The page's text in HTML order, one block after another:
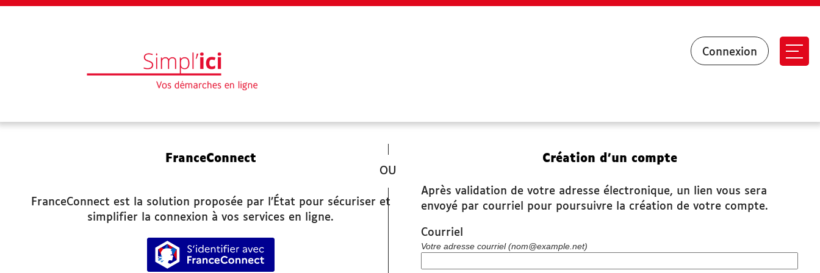
Connexion
EN 1 CLIC
Mon profil
Mes demandes
Besoin d'aide
SITES UTILES
www.grandchambery.fr
Démarches Ville de Chambéry
FranceConnect
FranceConnect est la solution proposée par l’État pour sécuriser et
simplifier la connexion à vos services en ligne.
S’identifier avec FranceConnect
Création d’un compte
Après validation de votre adresse électronique, un lien vous sera
envoyé par courriel pour poursuivre la création de votre compte.
Courriel
Votre adresse courriel (nom@example.net)